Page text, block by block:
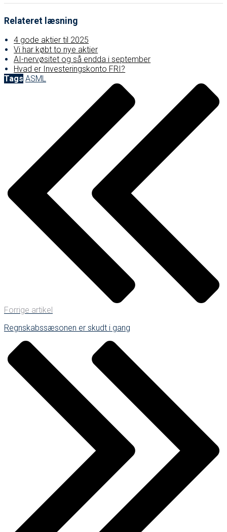
Relateret læsning
4 gode aktier til 2025
Vi har købt to nye aktier
AI-nervøsitet og så endda i september
Hvad er Investeringskonto FRI?
Tags ASML
Forrige artikel
Regnskabssæsonen er skudt i gang